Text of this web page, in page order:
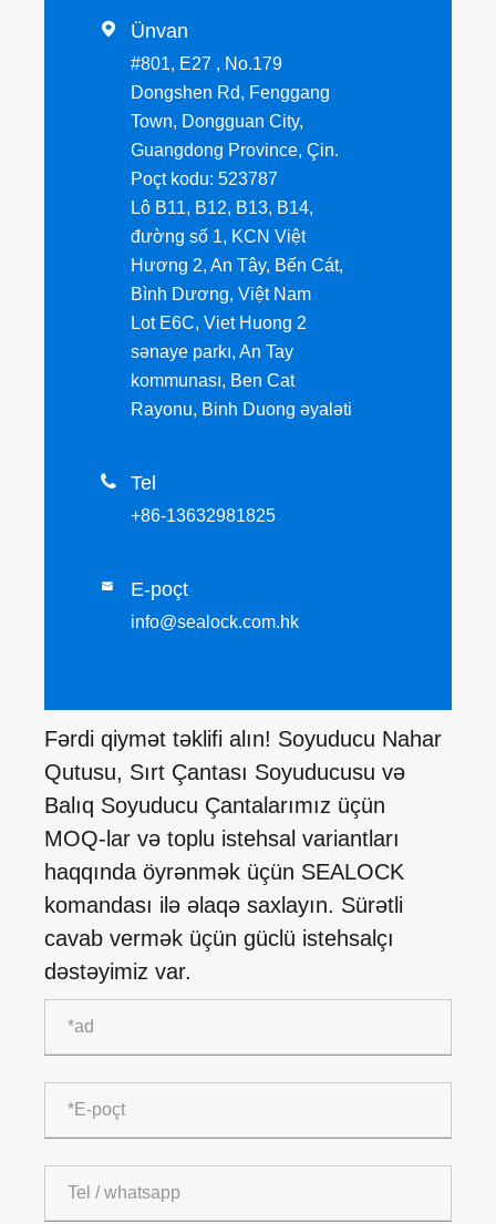
 Ünvan
#801, E27 , No.179
Dongshen Rd, Fenggang
Town, Dongguan City,
Guangdong Province, Çin.
Poçt kodu: 523787
Lô B11, B12, B13, B14,
đường số 1, KCN Việt
Hương 2, An Tây, Bến Cát,
Bình Dương, Việt Nam
Lot E6C, Viet Huong 2
sənaye parkı, An Tay
kommunası, Ben Cat
Rayonu, Binh Duong əyaləti
 Tel
+86-13632981825
 E-poçt
info@sealock.com.hk
Fərdi qiymət təklifi alın! Soyuducu Nahar
Qutusu, Sırt Çantası Soyuducusu və
Balıq Soyuducu Çantalarımız üçün
MOQ-lar və toplu istehsal variantları
haqqında öyrənmək üçün SEALOCK
komandası ilə əlaqə saxlayın. Sürətli
cavab vermək üçün güclü istehsalçı
dəstəyimiz var.